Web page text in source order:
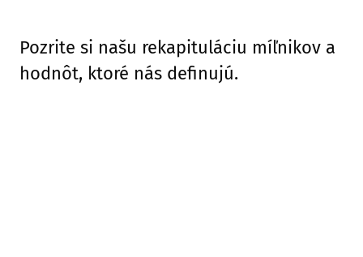
Pozrite si našu rekapituláciu míľnikov a
hodnôt, ktoré nás definujú.